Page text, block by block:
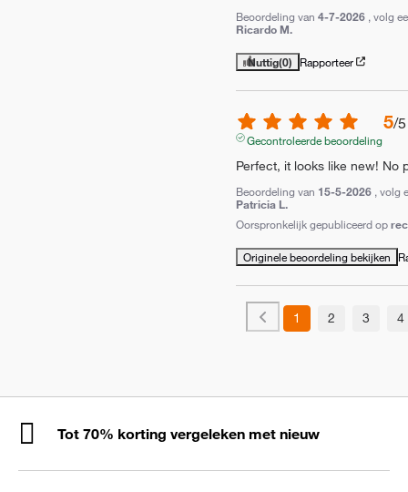
Beoordeling van 4-7-2026 , volg
Ricardo M.
Nuttig(0) Rapporteer
5/5
Gecontroleerde beoordeling
Perfect, it looks like new! No
Beoordeling van 15-5-2026 , volg
Patricia L.
Oorspronkelijk gepubliceerd op
Originele beoordeling bekijken
1 2 3 4
Tot 70% korting vergeleken met nieuw